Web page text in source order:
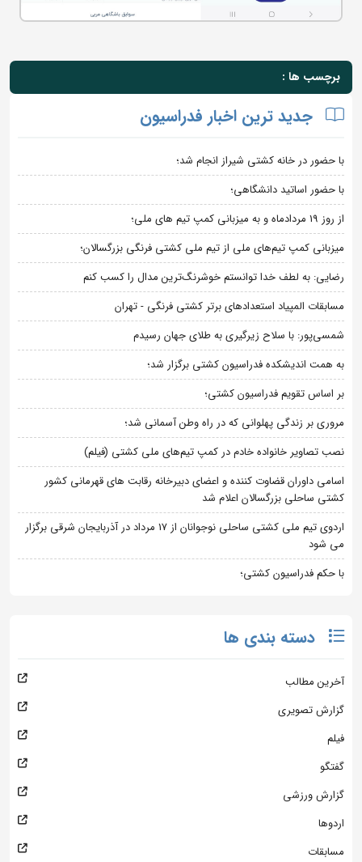
برچسب ها :
جدید ترین اخبار فدراسیون
با حضور در خانه کشتی شیراز انجام شد؛
با حضور اساتید دانشگاهی؛
از روز 19 مردادماه و به میزبانی کمپ تیم های ملی؛
میزبانی کمپ تیم‌های ملی از تیم ملی کشتی فرنگی بزرگسالان؛
رضایی: به لطف خدا توانستم خوشرنگ‌ترین مدال را کسب کنم
مسابقات المپیاد استعدادهای برتر کشتی فرنگی - تهران
شمسی‌پور: با سلاح زیرگیری به طلای جهان رسیدم
به همت اندیشکده فدراسیون کشتی برگزار شد؛
بر اساس تقویم فدراسیون کشتی؛
مروری بر زندگی پهلوانی که در راه وطن آسمانی شد؛
نصب تصاویر خانواده خادم در کمپ تیم‌های ملی کشتی (فیلم)
اسامی داوران قضاوت کننده و اعضای دبیرخانه رقابت های قهرمانی کشور
کشتی ساحلی بزرگسالان اعلام شد
اردوی تیم ملی کشتی ساحلی نوجوانان از 17 مرداد در آذربایجان شرقی برگزار
می شود
با حکم فدراسیون کشتی؛
دسته بندی ها
آخرین مطالب
گزارش تصویری
فیلم
گفتگو
گزارش ورزشی
اردوها
مسابقات